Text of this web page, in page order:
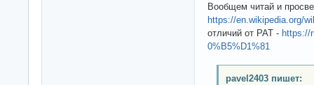
Вообщем читай и
https://en.wikipedia.org/
отличий от PAT - https://
0%B5%D1%81
pavel2403 пишет: